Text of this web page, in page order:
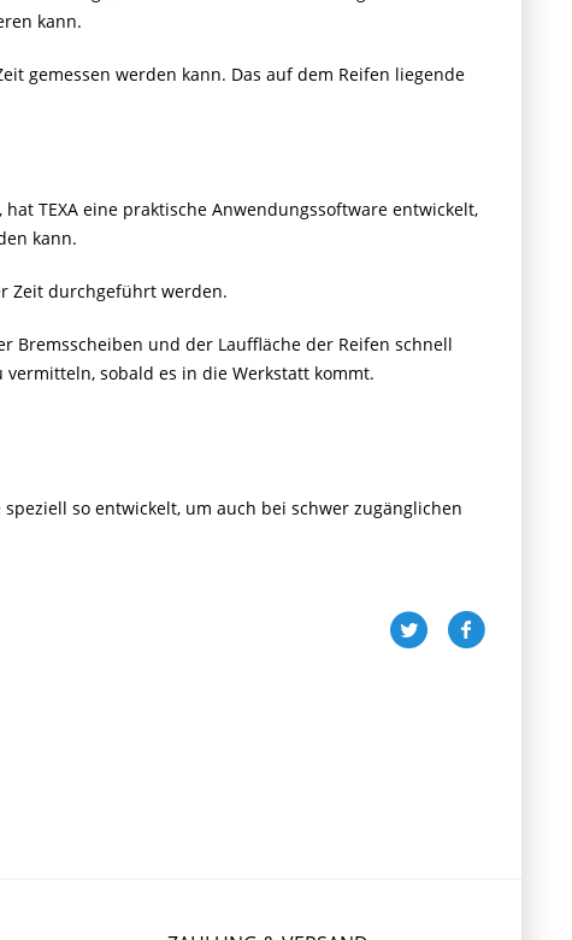
kann.
gemessen werden kann. Das auf dem Reifen liegende
TEXA eine praktische Anwendungssoftware entwickelt,
kann.
Zeit durchgeführt werden.
Bremsscheiben und der Lauffläche der Reifen schnell
sobald es in die Werkstatt kommt.
so entwickelt, um auch bei schwer zugänglichen